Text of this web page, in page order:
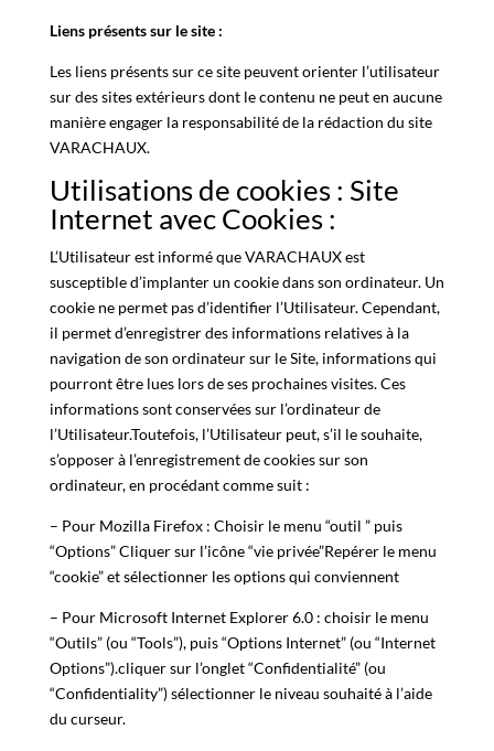
Liens présents sur le site :
Les liens présents sur ce site peuvent orienter l’utilisateur
sur des sites extérieurs dont le contenu ne peut en aucune
manière engager la responsabilité de la rédaction du site
VARACHAUX.
Utilisations de cookies : Site
Internet avec Cookies :
L’Utilisateur est informé que VARACHAUX est
susceptible d’implanter un cookie dans son ordinateur. Un
cookie ne permet pas d’identifier l’Utilisateur. Cependant,
il permet d’enregistrer des informations relatives à la
navigation de son ordinateur sur le Site, informations qui
pourront être lues lors de ses prochaines visites. Ces
informations sont conservées sur l’ordinateur de
l’Utilisateur.Toutefois, l’Utilisateur peut, s’il le souhaite,
s’opposer à l’enregistrement de cookies sur son
ordinateur, en procédant comme suit :
– Pour Mozilla Firefox : Choisir le menu “outil ” puis
“Options” Cliquer sur l’icône “vie privée”Repérer le menu
“cookie” et sélectionner les options qui conviennent
– Pour Microsoft Internet Explorer 6.0 : choisir le menu
“Outils” (ou “Tools”), puis “Options Internet” (ou “Internet
Options”).cliquer sur l’onglet “Confidentialité” (ou
“Confidentiality”) sélectionner le niveau souhaité à l’aide
du curseur.